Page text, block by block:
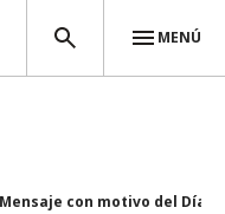
MENÚ
Mensaje con motivo del Día